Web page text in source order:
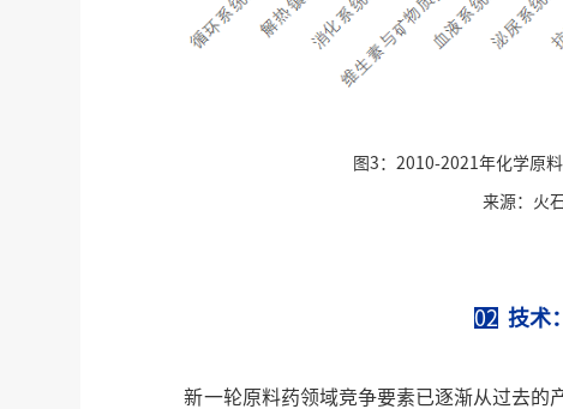
图3：2010-2021年化学原
来源：火
02 技术
新一轮原料药领域竞争要素已逐渐从过去的